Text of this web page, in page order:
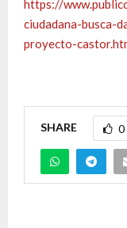
https://
ciudadana-busca-
proyecto-
SHARE 0